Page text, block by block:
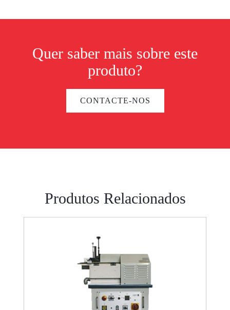
Quer saber mais sobre este
produto?
CONTACTE-NOS
Produtos Relacionados